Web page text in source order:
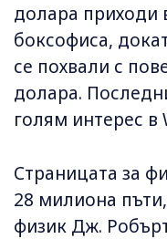
долара приходи
боксофиса,
се похвали с
долара.
голям интерес в
Страницата за
28 милиона
физик Дж.